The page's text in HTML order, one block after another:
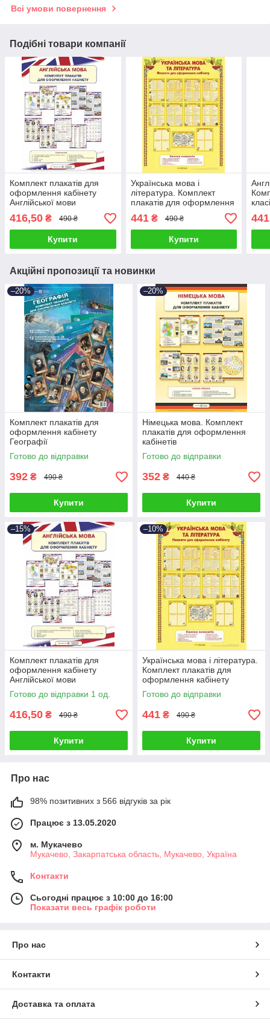
Всі умови повернення
Подібні товари компанії
Комплект плакатів для
оформлення кабінету
Англійської мови
416,50 ₴ 490 ₴
Купити
Українська мова і
література. Комплект
плакатів для оформлення
кабінету
441₴ 490 ₴
Купити
441
Акційні пропозиції та новинки
–20%
Комплект плакатів для
оформлення кабінету
Географії
Готово до відправки
392 ₴ 490 ₴
Купити
–20%
Німецька мова. Комплект
плакатів для оформлення
кабінетів
Готово до відправки
352 ₴ 440 ₴
Купити
–15%
Комплект плакатів для
оформлення кабінету
Англійської мови
Готово до відправки 1 од.
416,50 ₴ 490 ₴
Купити
–10%
Українська мова і література.
Комплект плакатів для
оформлення кабінету
Готово до відправки
441 ₴ 490 ₴
Купити
Про нас
98% позитивних з 566 відгуків за рік
Працює з 13.05.2020
м. Мукачево
Мукачево, Закарпатська область, Мукачево, Україна
Контакти
Сьогодні працює з 10:00 до 16:00
Показати весь графік роботи
Про нас
Контакти
Доставка та оплата